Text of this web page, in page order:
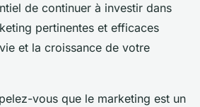
de continuer à investir dans
pertinentes et efficaces
et la croissance de votre
vous que le marketing est un